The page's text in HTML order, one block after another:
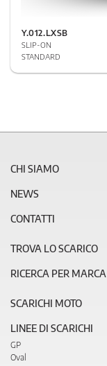
Y.012.LXSB
SLIP-ON
STANDARD
CHI SIAMO
NEWS
CONTATTI
TROVA LO SCARICO
RICERCA PER MARCA
SCARICHI MOTO
LINEE DI SCARICHI
GP
Oval